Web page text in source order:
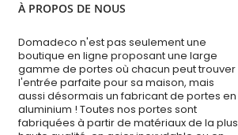
À PROPOS DE NOUS
Domadeco n'est pas seulement une
boutique en ligne proposant une large
gamme de portes où chacun peut trouver
l'entrée parfaite pour sa maison, mais
aussi désormais un fabricant de portes en
aluminium ! Toutes nos portes sont
fabriquées à partir de matériaux de la plus